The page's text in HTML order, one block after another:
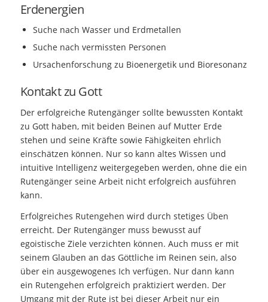
Erdenergien
Suche nach Wasser und Erdmetallen
Suche nach vermissten Personen
Ursachenforschung zu Bioenergetik und Bioresonanz
Kontakt zu Gott
Der erfolgreiche Rutengänger sollte bewussten Kontakt
zu Gott haben, mit beiden Beinen auf Mutter Erde
stehen und seine Kräfte sowie Fähigkeiten ehrlich
einschätzen können. Nur so kann altes Wissen und
intuitive Intelligenz weitergegeben werden, ohne die ein
Rutengänger seine Arbeit nicht erfolgreich ausführen
kann.
Erfolgreiches Rutengehen wird durch stetiges Üben
erreicht. Der Rutengänger muss bewusst auf
egoistische Ziele verzichten können. Auch muss er mit
seinem Glauben an das Göttliche im Reinen sein, also
über ein ausgewogenes Ich verfügen. Nur dann kann
ein Rutengehen erfolgreich praktiziert werden. Der
Umgang mit der Rute ist bei dieser Arbeit nur ein